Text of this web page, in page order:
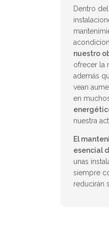
Dentro
nuestro
ofrecer la
además
vean
en
nuestra
El
esencial
unas
siempre
reducirán